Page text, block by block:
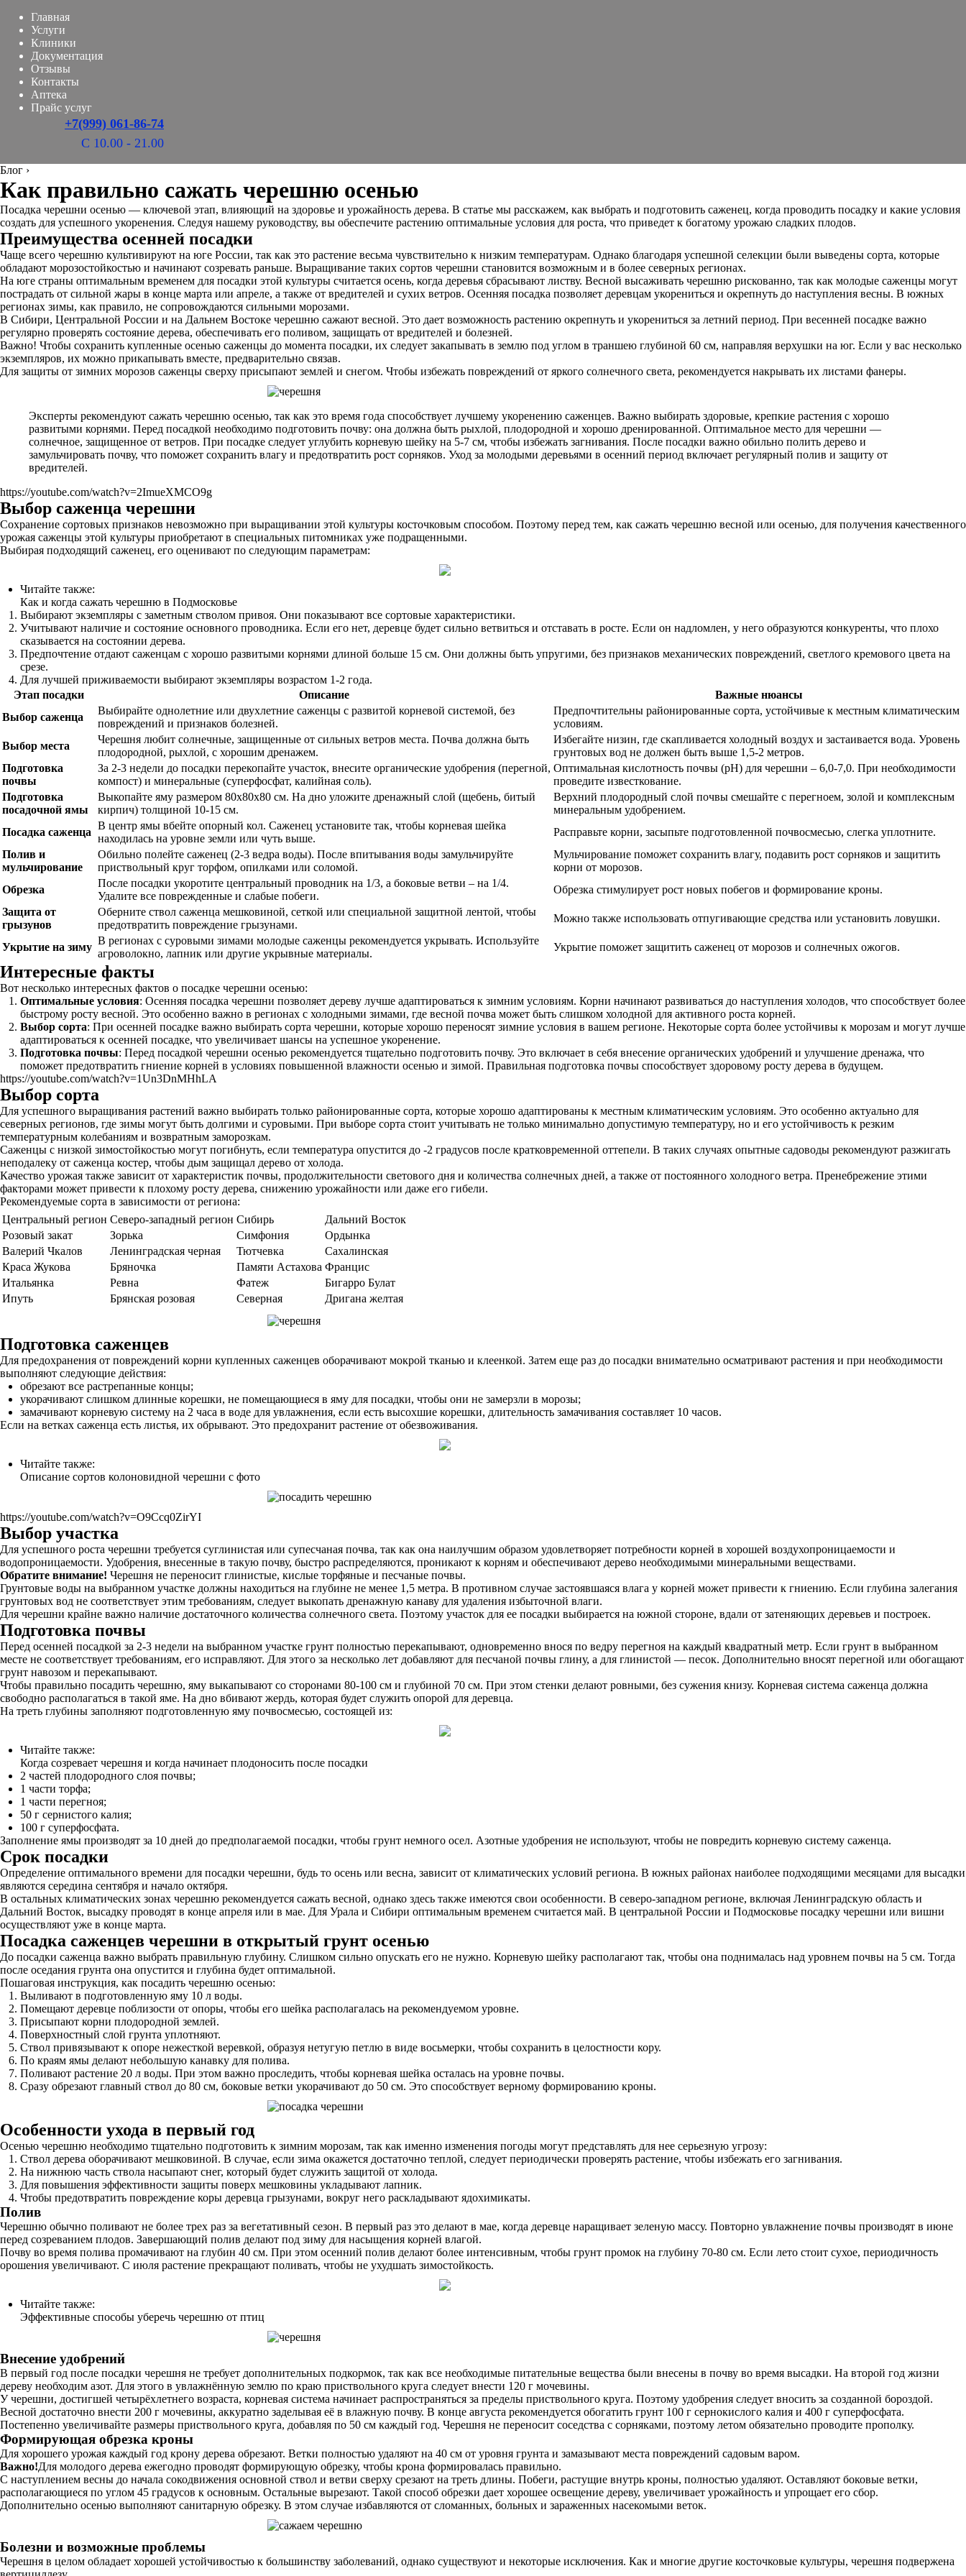
Главная
Услуги
Клиники
Документация
Отзывы
Контакты
Аптека
Прайс услуг
+7(999) 061-86-74
С 10.00 - 21.00
Блог ›
Как правильно сажать черешню осенью
Посадка черешни осенью — ключевой этап, влияющий на здоровье и урожайность дерева. В статье мы расскажем, как выбрать и подготовить саженец, когда проводить посадку и какие условия
создать для успешного укоренения. Следуя нашему руководству, вы обеспечите растению оптимальные условия для роста, что приведет к богатому урожаю сладких плодов.
Преимущества осенней посадки
Чаще всего черешню культивируют на юге России, так как это растение весьма чувствительно к низким температурам. Однако благодаря успешной селекции были выведены сорта, которые
обладают морозостойкостью и начинают созревать раньше. Выращивание таких сортов черешни становится возможным и в более северных регионах.
На юге страны оптимальным временем для посадки этой культуры считается осень, когда деревья сбрасывают листву. Весной высаживать черешню рискованно, так как молодые саженцы могут
пострадать от сильной жары в конце марта или апреле, а также от вредителей и сухих ветров. Осенняя посадка позволяет деревцам укорениться и окрепнуть до наступления весны. В южных
регионах зимы, как правило, не сопровождаются сильными морозами.
В Сибири, Центральной России и на Дальнем Востоке черешню сажают весной. Это дает возможность растению окрепнуть и укорениться за летний период. При весенней посадке важно
регулярно проверять состояние дерева, обеспечивать его поливом, защищать от вредителей и болезней.
Важно! Чтобы сохранить купленные осенью саженцы до момента посадки, их следует закапывать в землю под углом в траншею глубиной 60 см, направляя верхушки на юг. Если у вас несколько
экземпляров, их можно прикапывать вместе, предварительно связав.
Для защиты от зимних морозов саженцы сверху присыпают землей и снегом. Чтобы избежать повреждений от яркого солнечного света, рекомендуется накрывать их листами фанеры.
Эксперты рекомендуют сажать черешню осенью, так как это время года способствует лучшему укоренению саженцев. Важно выбирать здоровые, крепкие растения с хорошо
развитыми корнями. Перед посадкой необходимо подготовить почву: она должна быть рыхлой, плодородной и хорошо дренированной. Оптимальное место для черешни —
солнечное, защищенное от ветров. При посадке следует углубить корневую шейку на 5-7 см, чтобы избежать загнивания. После посадки важно обильно полить дерево и
замульчировать почву, что поможет сохранить влагу и предотвратить рост сорняков. Уход за молодыми деревьями в осенний период включает регулярный полив и защиту от
вредителей.
https://youtube.com/watch?v=2ImueXMCO9g
Выбор саженца черешни
Сохранение сортовых признаков невозможно при выращивании этой культуры косточковым способом. Поэтому перед тем, как сажать черешню весной или осенью, для получения качественного
урожая саженцы этой культуры приобретают в специальных питомниках уже подращенными.
Выбирая подходящий саженец, его оценивают по следующим параметрам:
Читайте также:
Как и когда сажать черешню в Подмосковье
Выбирают экземпляры с заметным стволом привоя. Они показывают все сортовые характеристики.
Учитывают наличие и состояние основного проводника. Если его нет, деревце будет сильно ветвиться и отставать в росте. Если он надломлен, у него образуются конкуренты, что плохо
сказывается на состоянии дерева.
Предпочтение отдают саженцам с хорошо развитыми корнями длиной больше 15 см. Они должны быть упругими, без признаков механических повреждений, светлого кремового цвета на
срезе.
Для лучшей приживаемости выбирают экземпляры возрастом 1-2 года.
Этап посадки
Описание
Важные нюансы
Выбор саженца
Выбирайте однолетние или двухлетние саженцы с развитой корневой системой, без
повреждений и признаков болезней.
Предпочтительны районированные сорта, устойчивые к местным климатическим
условиям.
Выбор места
Черешня любит солнечные, защищенные от сильных ветров места. Почва должна быть
плодородной, рыхлой, с хорошим дренажем.
Избегайте низин, где скапливается холодный воздух и застаивается вода. Уровень
грунтовых вод не должен быть выше 1,5-2 метров.
Подготовка
почвы
За 2-3 недели до посадки перекопайте участок, внесите органические удобрения (перегной,
компост) и минеральные (суперфосфат, калийная соль).
Оптимальная кислотность почвы (pH) для черешни – 6,0-7,0. При необходимости
проведите известкование.
Подготовка
посадочной ямы
Выкопайте яму размером 80х80х80 см. На дно уложите дренажный слой (щебень, битый
кирпич) толщиной 10-15 см.
Верхний плодородный слой почвы смешайте с перегноем, золой и комплексным
минеральным удобрением.
Посадка саженца
В центр ямы вбейте опорный кол. Саженец установите так, чтобы корневая шейка
находилась на уровне земли или чуть выше.
Расправьте корни, засыпьте подготовленной почвосмесью, слегка уплотните.
Полив и
мульчирование
Обильно полейте саженец (2-3 ведра воды). После впитывания воды замульчируйте
приствольный круг торфом, опилками или соломой.
Мульчирование поможет сохранить влагу, подавить рост сорняков и защитить
корни от морозов.
Обрезка
После посадки укоротите центральный проводник на 1/3, а боковые ветви – на 1/4.
Удалите все поврежденные и слабые побеги.
Обрезка стимулирует рост новых побегов и формирование кроны.
Защита от
грызунов
Оберните ствол саженца мешковиной, сеткой или специальной защитной лентой, чтобы
предотвратить повреждение грызунами.
Можно также использовать отпугивающие средства или установить ловушки.
Укрытие на зиму
В регионах с суровыми зимами молодые саженцы рекомендуется укрывать. Используйте
агроволокно, лапник или другие укрывные материалы.
Укрытие поможет защитить саженец от морозов и солнечных ожогов.
Интересные факты
Вот несколько интересных фактов о посадке черешни осенью:
Оптимальные условия: Осенняя посадка черешни позволяет дереву лучше адаптироваться к зимним условиям. Корни начинают развиваться до наступления холодов, что способствует более
быстрому росту весной. Это особенно важно в регионах с холодными зимами, где весной почва может быть слишком холодной для активного роста корней.
Выбор сорта: При осенней посадке важно выбирать сорта черешни, которые хорошо переносят зимние условия в вашем регионе. Некоторые сорта более устойчивы к морозам и могут лучше
адаптироваться к осенней посадке, что увеличивает шансы на успешное укоренение.
Подготовка почвы: Перед посадкой черешни осенью рекомендуется тщательно подготовить почву. Это включает в себя внесение органических удобрений и улучшение дренажа, что
поможет предотвратить гниение корней в условиях повышенной влажности осенью и зимой. Правильная подготовка почвы способствует здоровому росту дерева в будущем.
https://youtube.com/watch?v=1Un3DnMHhLA
Выбор сорта
Для успешного выращивания растений важно выбирать только районированные сорта, которые хорошо адаптированы к местным климатическим условиям. Это особенно актуально для
северных регионов, где зимы могут быть долгими и суровыми. При выборе сорта стоит учитывать не только минимально допустимую температуру, но и его устойчивость к резким
температурным колебаниям и возвратным заморозкам.
Саженцы с низкой зимостойкостью могут погибнуть, если температура опустится до -2 градусов после кратковременной оттепели. В таких случаях опытные садоводы рекомендуют разжигать
неподалеку от саженца костер, чтобы дым защищал дерево от холода.
Качество урожая также зависит от характеристик почвы, продолжительности светового дня и количества солнечных дней, а также от постоянного холодного ветра. Пренебрежение этими
факторами может привести к плохому росту дерева, снижению урожайности или даже его гибели.
Рекомендуемые сорта в зависимости от региона:
Центральный регион Северо-западный регион Сибирь
Дальний Восток
Розовый закат
Зорька Симфония
Ордынка
Валерий Чкалов
Ленинградская черная Тютчевка
Сахалинская
Краса Жукова
Бряночка Памяти Астахова Францис
Итальянка
Ревна Фатеж
Бигарро Булат
Ипуть
Брянская розовая Северная Дригана желтая
Подготовка саженцев
Для предохранения от повреждений корни купленных саженцев оборачивают мокрой тканью и клеенкой. Затем еще раз до посадки внимательно осматривают растения и при необходимости
выполняют следующие действия:
обрезают все растрепанные концы;
укорачивают слишком длинные корешки, не помещающиеся в яму для посадки, чтобы они не замерзли в морозы;
замачивают корневую систему на 2 часа в воде для увлажнения, если есть высохшие корешки, длительность замачивания составляет 10 часов.
Если на ветках саженца есть листья, их обрывают. Это предохранит растение от обезвоживания.
Читайте также:
Описание сортов колоновидной черешни с фото
https://youtube.com/watch?v=O9Ccq0ZirYI
Выбор участка
Для успешного роста черешни требуется суглинистая или супесчаная почва, так как она наилучшим образом удовлетворяет потребности корней в хорошей воздухопроницаемости и
водопроницаемости. Удобрения, внесенные в такую почву, быстро распределяются, проникают к корням и обеспечивают дерево необходимыми минеральными веществами.
Обратите внимание! Черешня не переносит глинистые, кислые торфяные и песчаные почвы.
Грунтовые воды на выбранном участке должны находиться на глубине не менее 1,5 метра. В противном случае застоявшаяся влага у корней может привести к гниению. Если глубина залегания
грунтовых вод не соответствует этим требованиям, следует выкопать дренажную канаву для удаления избыточной влаги.
Для черешни крайне важно наличие достаточного количества солнечного света. Поэтому участок для ее посадки выбирается на южной стороне, вдали от затеняющих деревьев и построек.
Подготовка почвы
Перед осенней посадкой за 2-3 недели на выбранном участке грунт полностью перекапывают, одновременно внося по ведру перегноя на каждый квадратный метр. Если грунт в выбранном
месте не соответствует требованиям, его исправляют. Для этого за несколько лет добавляют для песчаной почвы глину, а для глинистой — песок. Дополнительно вносят перегной или обогащают
грунт навозом и перекапывают.
Чтобы правильно посадить черешню, яму выкапывают со сторонами 80-100 см и глубиной 70 см. При этом стенки делают ровными, без сужения книзу. Корневая система саженца должна
свободно располагаться в такой яме. На дно вбивают жердь, которая будет служить опорой для деревца.
На треть глубины заполняют подготовленную яму почвосмесью, состоящей из:
Читайте также:
Когда созревает черешня и когда начинает плодоносить после посадки
2 частей плодородного слоя почвы;
1 части торфа;
1 части перегноя;
50 г сернистого калия;
100 г суперфосфата.
Заполнение ямы производят за 10 дней до предполагаемой посадки, чтобы грунт немного осел. Азотные удобрения не используют, чтобы не повредить корневую систему саженца.
Срок посадки
Определение оптимального времени для посадки черешни, будь то осень или весна, зависит от климатических условий региона. В южных районах наиболее подходящими месяцами для высадки
являются середина сентября и начало октября.
В остальных климатических зонах черешню рекомендуется сажать весной, однако здесь также имеются свои особенности. В северо-западном регионе, включая Ленинградскую область и
Дальний Восток, высадку проводят в конце апреля или в мае. Для Урала и Сибири оптимальным временем считается май. В центральной России и Подмосковье посадку черешни или вишни
осуществляют уже в конце марта.
Посадка саженцев черешни в открытый грунт осенью
До посадки саженца важно выбрать правильную глубину. Слишком сильно опускать его не нужно. Корневую шейку располагают так, чтобы она поднималась над уровнем почвы на 5 см. Тогда
после оседания грунта она опустится и глубина будет оптимальной.
Пошаговая инструкция, как посадить черешню осенью:
Выливают в подготовленную яму 10 л воды.
Помещают деревце поблизости от опоры, чтобы его шейка располагалась на рекомендуемом уровне.
Присыпают корни плодородной землей.
Поверхностный слой грунта уплотняют.
Ствол привязывают к опоре нежесткой веревкой, образуя нетугую петлю в виде восьмерки, чтобы сохранить в целостности кору.
По краям ямы делают небольшую канавку для полива.
Поливают растение 20 л воды. При этом важно проследить, чтобы корневая шейка осталась на уровне почвы.
Сразу обрезают главный ствол до 80 см, боковые ветки укорачивают до 50 см. Это способствует верному формированию кроны.
Особенности ухода в первый год
Осенью черешню необходимо тщательно подготовить к зимним морозам, так как именно изменения погоды могут представлять для нее серьезную угрозу:
Ствол дерева оборачивают мешковиной. В случае, если зима окажется достаточно теплой, следует периодически проверять растение, чтобы избежать его загнивания.
На нижнюю часть ствола насыпают снег, который будет служить защитой от холода.
Для повышения эффективности защиты поверх мешковины укладывают лапник.
Чтобы предотвратить повреждение коры деревца грызунами, вокруг него раскладывают ядохимикаты.
Полив
Черешню обычно поливают не более трех раз за вегетативный сезон. В первый раз это делают в мае, когда деревце наращивает зеленую массу. Повторно увлажнение почвы производят в июне
перед созреванием плодов. Завершающий полив делают под зиму для насыщения корней влагой.
Почву во время полива промачивают на глубин 40 см. При этом осенний полив делают более интенсивным, чтобы грунт промок на глубину 70-80 см. Если лето стоит сухое, периодичность
орошения увеличивают. С июля растение прекращают поливать, чтобы не ухудшать зимостойкость.
Читайте также:
Эффективные способы уберечь черешню от птиц
Внесение удобрений
В первый год после посадки черешня не требует дополнительных подкормок, так как все необходимые питательные вещества были внесены в почву во время высадки. На второй год жизни
дереву необходим азот. Для этого в увлажнённую землю по краю приствольного круга следует внести 120 г мочевины.
У черешни, достигшей четырёхлетнего возраста, корневая система начинает распространяться за пределы приствольного круга. Поэтому удобрения следует вносить за созданной бороздой.
Весной достаточно внести 200 г мочевины, аккуратно заделывая её в влажную почву. В конце августа рекомендуется обогатить грунт 100 г сернокислого калия и 400 г суперфосфата.
Постепенно увеличивайте размеры приствольного круга, добавляя по 50 см каждый год. Черешня не переносит соседства с сорняками, поэтому летом обязательно проводите прополку.
Формирующая обрезка кроны
Для хорошего урожая каждый год крону дерева обрезают. Ветки полностью удаляют на 40 см от уровня грунта и замазывают места повреждений садовым варом.
Важно!Для молодого дерева ежегодно проводят формирующую обрезку, чтобы крона формировалась правильно.
С наступлением весны до начала сокодвижения основной ствол и ветви сверху срезают на треть длины. Побеги, растущие внутрь кроны, полностью удаляют. Оставляют боковые ветки,
располагающиеся по углом 45 градусов к основным. Остальные вырезают. Такой способ обрезки дает хорошее освещение дереву, увеличивает урожайность и упрощает его сбор.
Дополнительно осенью выполняют санитарную обрезку. В этом случае избавляются от сломанных, больных и зараженных насекомыми веток.
Болезни и возможные проблемы
Черешня в целом обладает хорошей устойчивостью к большинству заболеваний, однако существуют и некоторые исключения. Как и многие другие косточковые культуры, черешня подвержена